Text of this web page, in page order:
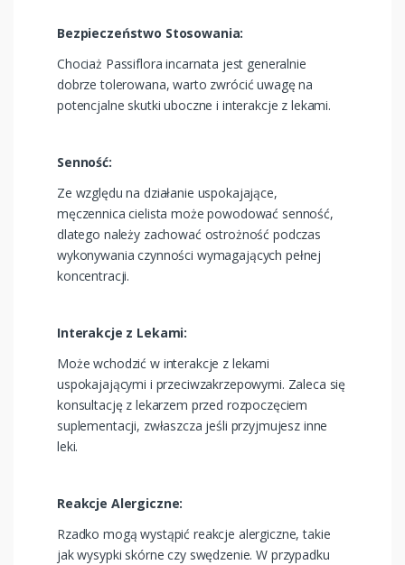
Bezpieczeństwo Stosowania:
Chociaż Passiflora incarnata jest generalnie
dobrze tolerowana, warto zwrócić uwagę na
potencjalne skutki uboczne i interakcje z lekami.
Senność:
Ze względu na działanie uspokajające,
męczennica cielista może powodować senność,
dlatego należy zachować ostrożność podczas
wykonywania czynności wymagających pełnej
koncentracji.
Interakcje z Lekami:
Może wchodzić w interakcje z lekami
uspokajającymi i przeciwzakrzepowymi. Zaleca się
konsultację z lekarzem przed rozpoczęciem
suplementacji, zwłaszcza jeśli przyjmujesz inne
leki.
Reakcje Alergiczne:
Rzadko mogą wystąpić reakcje alergiczne, takie
jak wysypki skórne czy swędzenie. W przypadku